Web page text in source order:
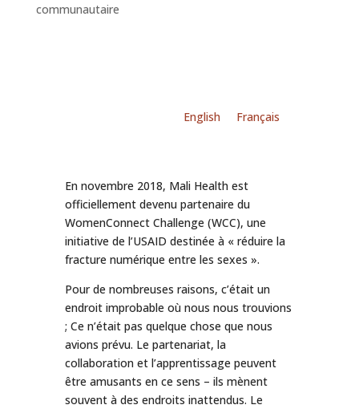
communautaire
English Français
En novembre 2018, Mali Health est
officiellement devenu partenaire du
WomenConnect Challenge (WCC), une
initiative de l’USAID destinée à « réduire la
fracture numérique entre les sexes ».
Pour de nombreuses raisons, c’était un
endroit improbable où nous nous trouvions
; Ce n’était pas quelque chose que nous
avions prévu. Le partenariat, la
collaboration et l’apprentissage peuvent
être amusants en ce sens – ils mènent
souvent à des endroits inattendus. Le